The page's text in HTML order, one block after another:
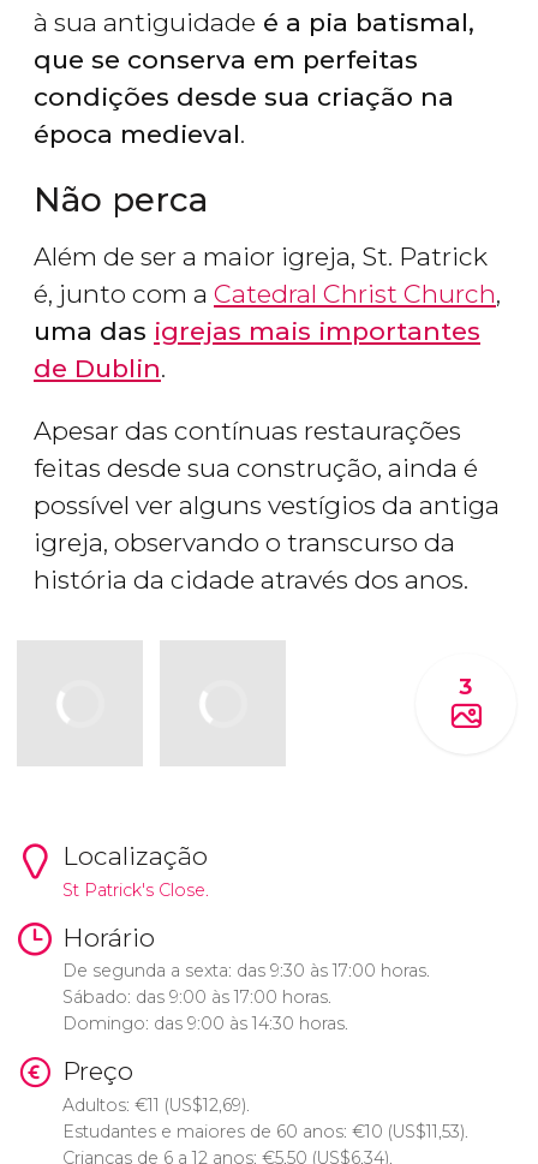
à sua antiguidade é a pia batismal,
que se conserva em perfeitas
condições desde sua criação na
época medieval.
Não perca
Além de ser a maior igreja, St. Patrick
é, junto com a Catedral Christ Church,
uma das igrejas mais importantes
de Dublin.
Apesar das contínuas restaurações
feitas desde sua construção, ainda é
possível ver alguns vestígios da antiga
igreja, observando o transcurso da
história da cidade através dos anos.
3
Localização
St Patrick's Close.
Horário
De segunda a sexta: das 9:30 às 17:00 horas.
Sábado: das 9:00 às 17:00 horas.
Domingo: das 9:00 às 14:30 horas.
Preço
Adultos: €11 (US$12,69).
Estudantes e maiores de 60 anos: €10 (US$11,53).
Crianças de 6 a 12 anos: €5,50 (US$6,34).